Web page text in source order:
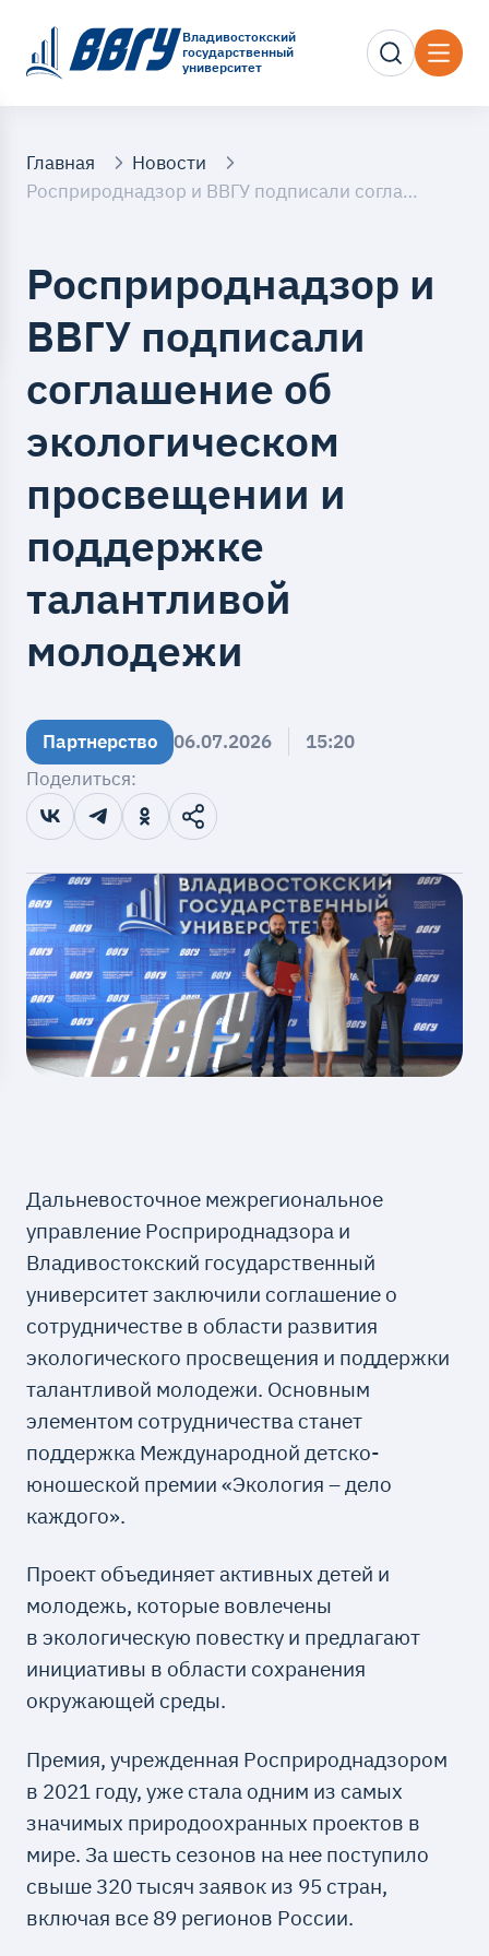
Владивостокский
государственный
университет
Главная
Новости
Росприроднадзор и ВВГУ подписали соглашение об экологическом просвещении и поддержке талантливой молодежи
Росприроднадзор и
ВВГУ подписали
соглашение об
экологическом
просвещении и
поддержке
талантливой
молодежи
Партнерство 06.07.2026
15:20
Поделиться:
Дальневосточное межрегиональное
управление Росприроднадзора и
Владивостокский государственный
университет заключили соглашение о
сотрудничестве в области развития
экологического просвещения и поддержки
талантливой молодежи. Основным
элементом сотрудничества станет
поддержка Международной детско-
юношеской премии «Экология – дело
каждого».
Проект объединяет активных детей и
молодежь, которые вовлечены
в экологическую повестку и предлагают
инициативы в области сохранения
окружающей среды.
Премия, учрежденная Росприроднадзором
в 2021 году, уже стала одним из самых
значимых природоохранных проектов в
мире. За шесть сезонов на нее поступило
свыше 320 тысяч заявок из 95 стран,
включая все 89 регионов России.